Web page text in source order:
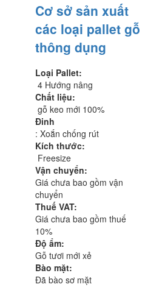
Cơ sở sản xuất
các loại pallet gỗ
thông dụng
Loại Pallet:
4 Hướng nâng
Chất liệu:
gỗ keo mới 100%
Đinh
: Xoắn chống rút
Kích thước:
Freesize
Vận chuyển:
Giá chưa bao gồm vận
chuyển
Thuế VAT:
Giá chưa bao gồm thuế
10%
Độ ẩm:
Gỗ tươi mới xẻ
Bào mặt:
Đã bào sơ mặt